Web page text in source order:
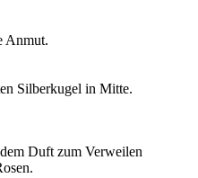
Anmut.
Silberkugel in Mitte.
Duft zum Verweilen